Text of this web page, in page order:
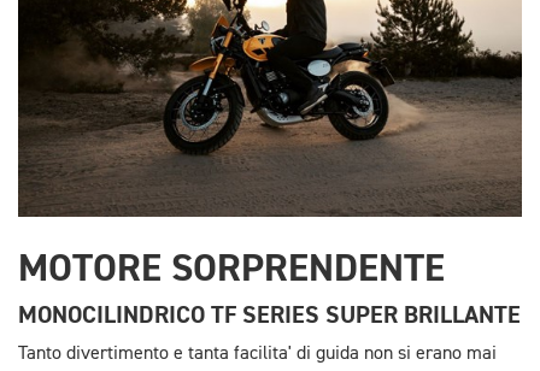
MOTORE SORPRENDENTE
MONOCILINDRICO TF SERIES SUPER BRILLANTE
Tanto divertimento e tanta facilita' di guida non si erano mai